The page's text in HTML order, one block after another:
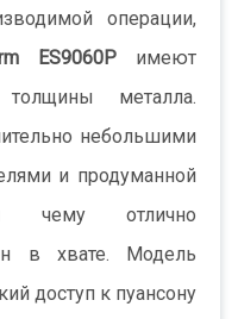
операции,
ES9060Pимеют
толщины металла.
небольшими
и продуманной
чему отлично
в хвате. Модель
доступ к пуансону